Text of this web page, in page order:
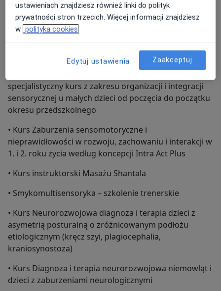
• Certyfikowana terapeutka metody FITS -
Kompleksowej diagnostyki i terapii wad postawy oraz
skolioz
• Kurs Zoga Movement w terapii niemowląt
specjalistyczny kurs z zakresu organizacji i integracji
sensorycznej u małych dzieci od poczęcia do początku
okresu przedszkolnego
• Kurs Zaburzenia sensomotoryczne i
nieprawidłowości w rozwoju, zachowaniu i interakcji w
1. i 2. roku życia według koncepcji Intra Act Plus
• Kurs instruktorski Masażu Shantala
• Smykomultisensoryka – szkolenie trenerskie
• Kurs Neurorozwojowa diagnoza i terapia dzieci z
asymetrią posturalną o zróżnicowanym podłożu
etiologicznym (kręcz szyi, plagiocephalia,
kraniosynostoza)
• Kurs Diagnoza i terapia neurorozwojowa niemowląt i
dzieci z zaburzeniami neurologicznymi
ustawieniach znajdziesz również linki do polityk
prywatności stron trzecich. Więcej informacji znajdziesz
w polityka cookies
Edytuj ustawienia Zaakceptuj